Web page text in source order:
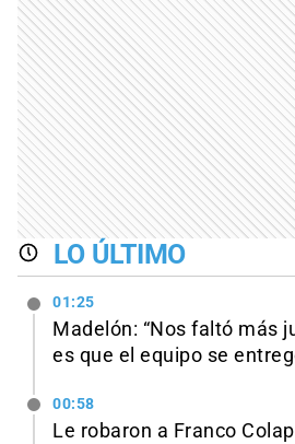
LO ÚLTIMO
01:25
Madelón: “Nos faltó más
es que el equipo se
00:58
Le robaron a Franco